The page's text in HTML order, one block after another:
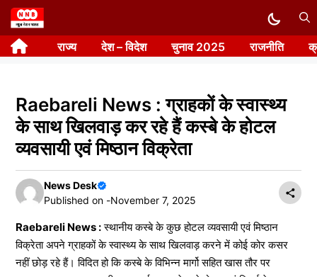
Skip
to
content राज्य देश – विदेश चुनाव 2025 राजनीति
Raebareli News : ग्राहकों के स्वास्थ्य
के साथ खिलवाड़ कर रहे हैं कस्बे के होटल
व्यवसायी एवं मिष्ठान विक्रेता
News Desk
Published on -November 7, 2025
Raebareli News :स्थानीय कस्बे के कुछ होटल व्यवसायी एवं मिष्ठान
विक्रेता अपने ग्राहकों के स्वास्थ्य के साथ खिलवाड़ करने में कोई कोर कसर
नहीं छोड़ रहे हैं। विदित हो कि कस्बे के विभिन्न मार्गो सहित खास तौर पर